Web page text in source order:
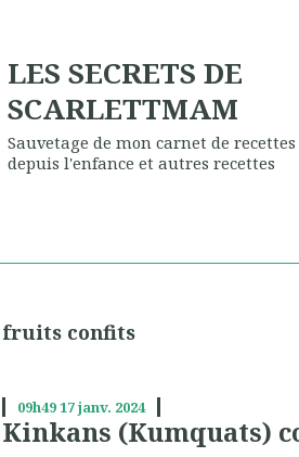
LES SECRETS DE
SCARLETTMAM
Sauvetage de mon carnet de
depuis l'enfance et autres recettes
fruits confits
09h4917janv. 2024
Kinkans (Kumquats)